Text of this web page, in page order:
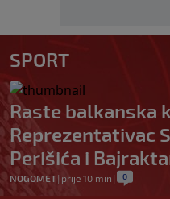
SPORT
Raste balkanska
Reprezentativac
Perišića i
NOGOMET| prije 10 min | 0